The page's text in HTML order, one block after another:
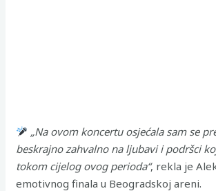
„Na ovom koncertu osjećala sam se
beskrajno zahvalno na ljubavi i podršci
tokom cijelog ovog perioda“, rekla je
emotivnog finala u Beogradskoj areni.